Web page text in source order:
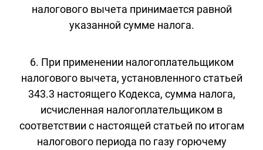
налогового вычета принимается равной
указанной сумме налога.
6. При применении налогоплательщиком
налогового вычета, установленного статьей
343.3 настоящего Кодекса, сумма налога,
исчисленная налогоплательщиком в
соответствии с настоящей статьей по итогам
налогового периода по газу горючему